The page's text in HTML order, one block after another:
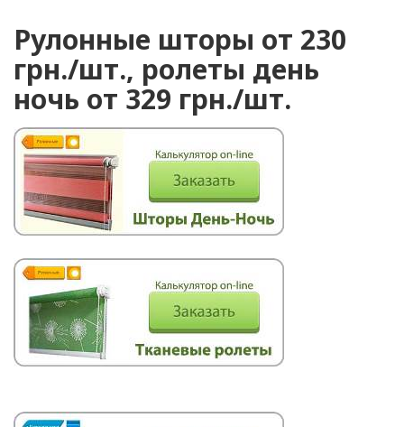
Горизонтальні жалюзі
Вертикальні
Римські
Рулонные шторы от 230
грн./шт., ролеты день
ночь от 329 грн./шт.